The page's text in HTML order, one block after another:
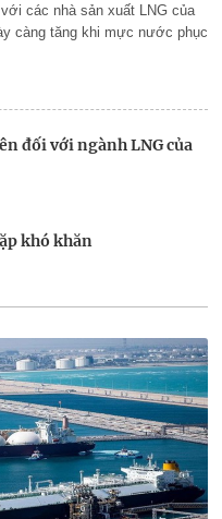
các nhà sản xuất LNG của
càng tăng khi mực nước phục
đối với ngành LNG của
khó khăn